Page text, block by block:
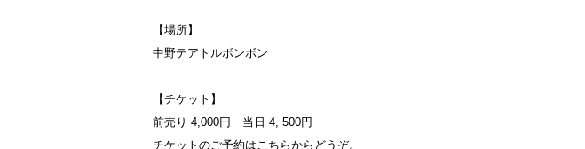
【場所】
中野テアトルボンボン
【チケット】
前売り 4,000円 当日 4, 500円
チケットのご予約はこちらからどうぞ。